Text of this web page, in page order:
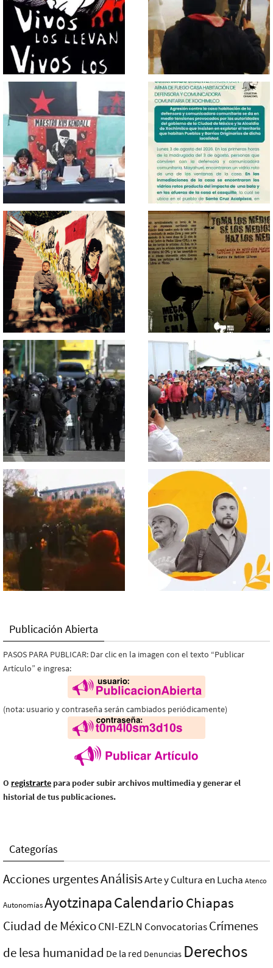
Publicación Abierta
PASOS PARA PUBLICAR: Dar clic en la imagen con el texto “Publicar
Artículo” e ingresa:
(nota: usuario y contraseña serán cambiados periódicamente)
O registrarte para poder subir archivos multimedia y generar el
historial de tus publicaciones.
Categorías
Acciones urgentesAnálisisArte y Cultura en Lucha Atenco
AutonomíasAyotzinapaCalendarioChiapas
Ciudad de MéxicoCNI-EZLN ConvocatoriasCrímenes
de lesa humanidad De la red Denuncias Derechos